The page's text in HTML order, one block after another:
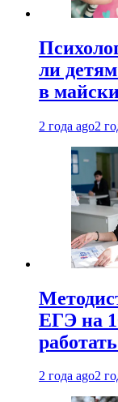
ли
в
2 года ago2
ЕГЭ на
2 года ago2